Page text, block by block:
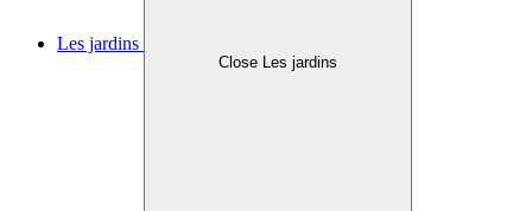
Les jardins
Close Les jardins